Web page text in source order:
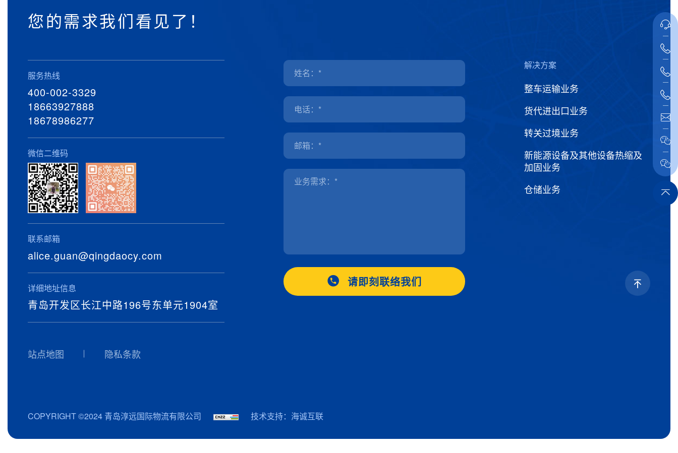
您的需求我们看见了！
服务热线
400-002-3329
18663927888
18678986277
微信二维码
联系邮箱
alice.guan@qingdaocy.com
详细地址信息
青岛开发区长江中路196号东单元1904室
站点地图 隐私条款
请即刻联络我们
解决方案
整车运输业务
货代进出口业务
转关过境业务
新能源设备及其他设备热缩及
加固业务
仓储业务
COPYRIGHT ©2024 青岛淳远国际物流有限公司 技术支持：海诚互联